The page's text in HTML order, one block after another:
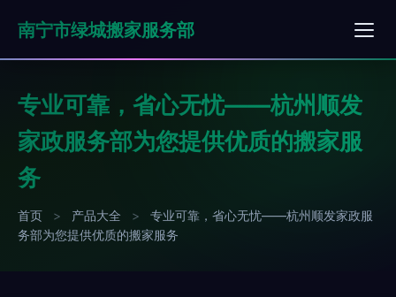
南宁市绿城搬家服务部
专业可靠，省心无忧——杭州顺发
家政服务部为您提供优质的搬家服
务
首页 > 产品大全 >
专业可靠，省心无忧——杭州顺发家政服
务部为您提供优质的搬家服务